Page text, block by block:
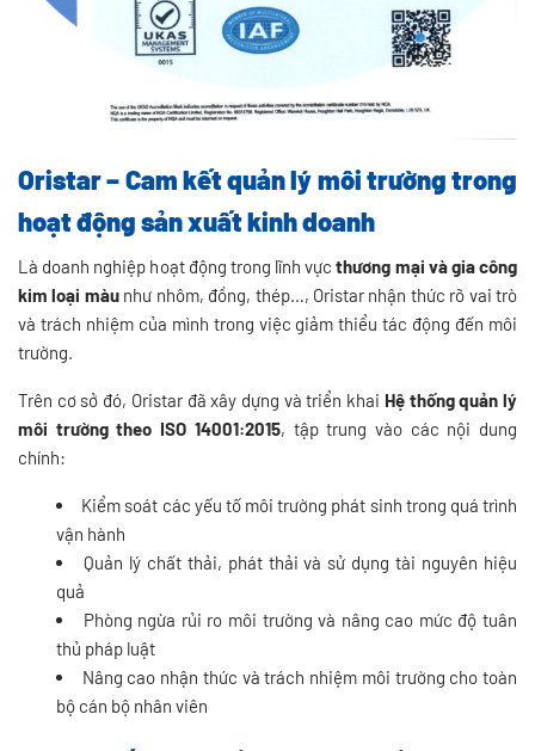
Oristar – Cam kết quản lý môi trường trong
hoạt động sản xuất kinh doanh
Là doanh nghiệp hoạt động trong lĩnh vựcthương mại và gia công
kim loại màunhư nhôm, đồng, thép…, Oristar nhận thức rõ vai trò
và trách nhiệm của mình trong việc giảm thiểu tác động đến môi
trường.
Trên cơ sở đó, Oristar đã xây dựng và triển khai Hệ thống quản lý
môi trường theo ISO 14001:2015, tập trung vào các nội dung
chính:
Kiểm soát các yếu tố môi trường phát sinh trong quá trình
vận hành
Quản lý chất thải, phát thải và sử dụng tài nguyên hiệu
quả
Phòng ngừa rủi ro môi trường và nâng cao mức độ tuân
thủ pháp luật
Nâng cao nhận thức và trách nhiệm môi trường cho toàn
bộ cán bộ nhân viên